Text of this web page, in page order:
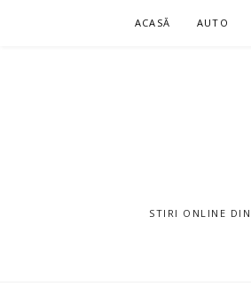
ACASĂ AUTO
STIRI ONLINE